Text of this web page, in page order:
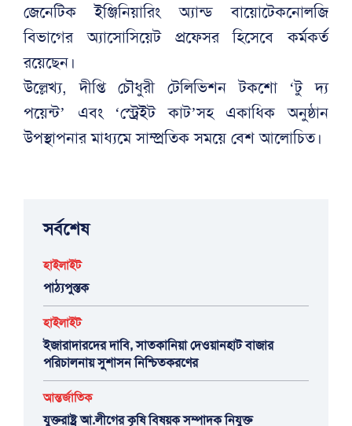
জেনেটিক ইঞ্জিনিয়ারিং অ্যান্ড বায়োটেকনোলজি
বিভাগের অ্যাসোসিয়েট প্রফেসর হিসেবে কর্মকর্ত
রয়েছেন।
উল্লেখ্য, দীপ্তি চৌধুরী টেলিভিশন টকশো ‘টু দ্য
পয়েন্ট’ এবং ‘স্ট্রেইট কাট’সহ একাধিক অনুষ্ঠান
উপস্থাপনার মাধ্যমে সাম্প্রতিক সময়ে বেশ আলোচিত।
সর্বশেষ
হাইলাইট
পাঠ্যপুস্তক
হাইলাইট
ইজারাদারদের দাবি, সাতকানিয়া দেওয়ানহাট বাজার
পরিচালনায় সুশাসন নিশ্চিতকরণের
আন্তর্জাতিক
যুক্তরাষ্ট্র আ.লীগের কৃষি বিষয়ক সম্পাদক নিযুক্ত